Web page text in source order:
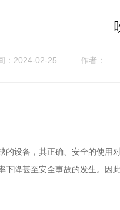
：2024-02-25 作者：
设备，其正确、安全的使用
下降甚至安全事故的发生。因